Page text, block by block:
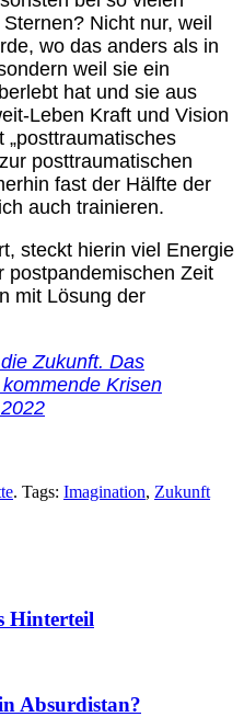
Nicht nur, weil
wo das anders als in
weil sie ein
hat und sie aus
Leben Kraft und Vision
„posttraumatisches
posttraumatischen
fast der Hälfte der
auch trainieren.
steckt hierin viel Energie
postpandemischen Zeit
mit Lösung der
Zukunft. Das
Krisen
. Tags: Imagination, Zukunft
Hinterteil
Absurdistan?